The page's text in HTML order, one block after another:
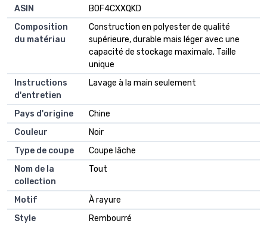
ASIN
B0F4CXXQKD
Composition
du matériau
Construction en polyester de qualité
supérieure, durable mais léger avec une
capacité de stockage maximale. Taille
unique
Instructions
d'entretien
Lavage à la main seulement
Pays d'origine
Chine
Couleur
Noir
Type de coupe
Coupe lâche
Nom de la
collection
Tout
Motif
À rayure
Style
Rembourré